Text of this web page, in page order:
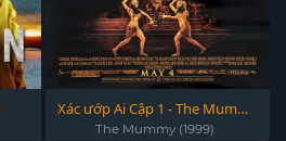
Xác ướp Ai Cập 1 - The Mummy
1 (1999)
The Mummy (1999)